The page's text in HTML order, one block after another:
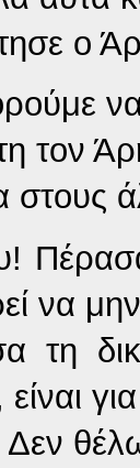
ο
να
τον
στους
να μην
τη
Δεν